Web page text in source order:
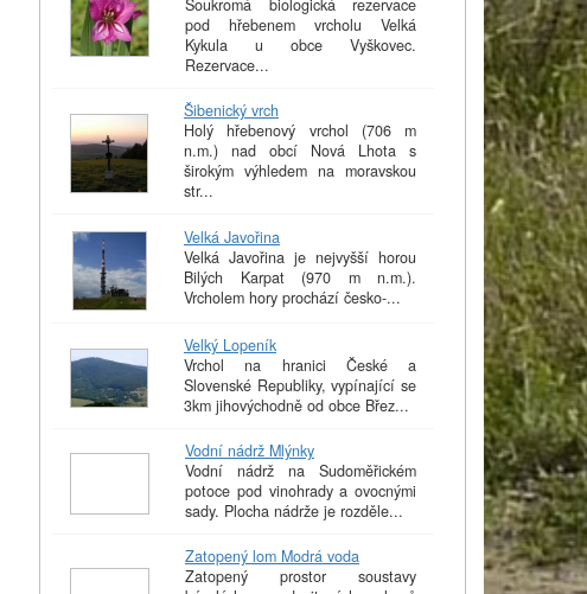
Soukromá biologická rezervace
pod hřebenem vrcholu Velká
Kykula u obce Vyškovec.
Rezervace...
Šibenický vrch
Holý hřebenový vrchol (706 m
n.m.) nad obcí Nová Lhota s
širokým výhledem na moravskou
str...
Velká Javořina
Velká Javořina je nejvyšší horou
Bilých Karpat (970 m n.m.).
Vrcholem hory prochází česko-...
Velký Lopeník
Vrchol na hranici České a
Slovenské Republiky, vypínající se
3km jihovýchodně od obce Břez...
Vodní nádrž Mlýnky
Vodní nádrž na Sudoměřickém
potoce pod vinohrady a ovocnými
sady. Plocha nádrže je rozděle...
Zatopený lom Modrá voda
Zatopený prostor soustavy